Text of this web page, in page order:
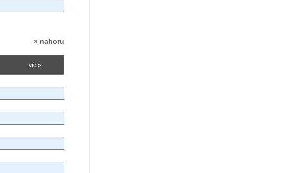
» nahoru
víc »